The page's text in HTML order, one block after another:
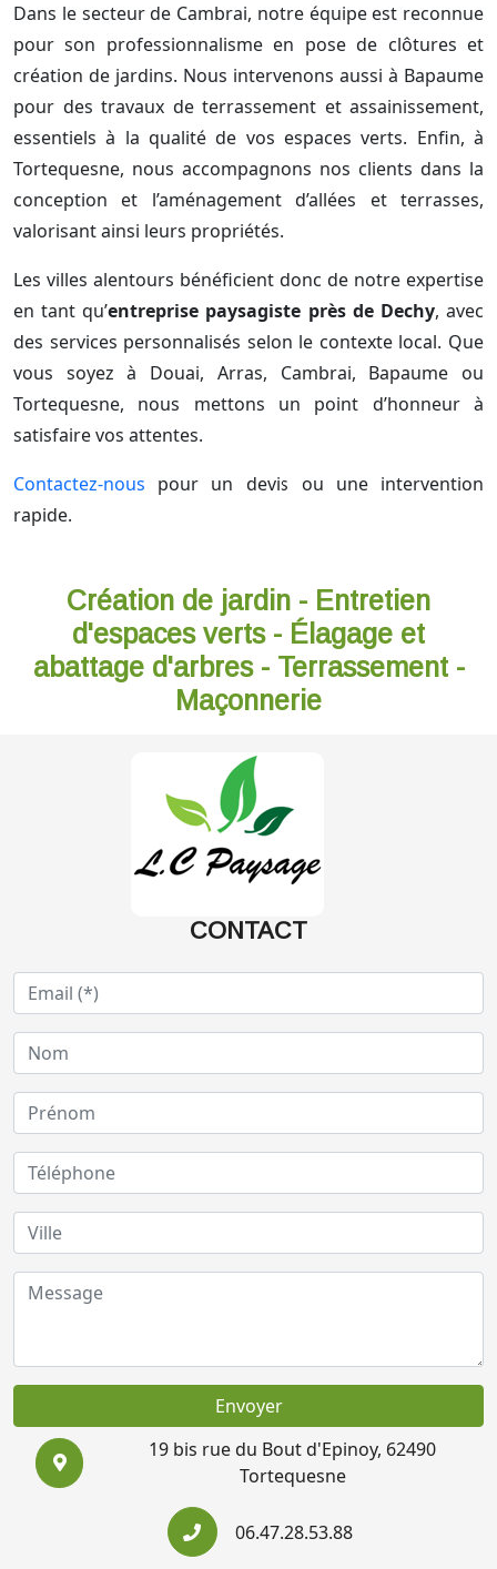
Dans le secteur de Cambrai, notre équipe est reconnue
pour son professionnalisme en pose de clôtures et
création de jardins. Nous intervenons aussi à Bapaume
pour des travaux de terrassement et assainissement,
essentiels à la qualité de vos espaces verts. Enfin, à
Tortequesne, nous accompagnons nos clients dans la
conception et l’aménagement d’allées et terrasses,
valorisant ainsi leurs propriétés.
Les villes alentours bénéficient donc de notre expertise
en tant qu’entreprise paysagiste près de Dechy, avec
des services personnalisés selon le contexte local. Que
vous soyez à Douai, Arras, Cambrai, Bapaume ou
Tortequesne, nous mettons un point d’honneur à
satisfaire vos attentes.
Contactez-nous pour un devis ou une intervention
rapide.
Création de jardin - Entretien
d'espaces verts - Élagage et
abattage d'arbres - Terrassement -
Maçonnerie
CONTACT
Envoyer
19 bis rue du Bout d'Epinoy, 62490
Tortequesne
06.47.28.53.88